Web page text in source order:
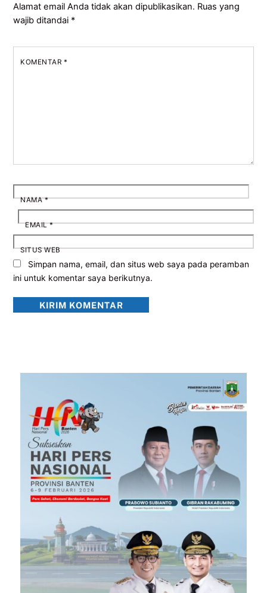
Alamat email Anda tidak akan dipublikasikan. Ruas yang
wajib ditandai *
KOMENTAR *
NAMA*
EMAIL*
SITUS WEB
Simpan nama, email, dan situs web saya pada peramban
ini untuk komentar saya berikutnya.